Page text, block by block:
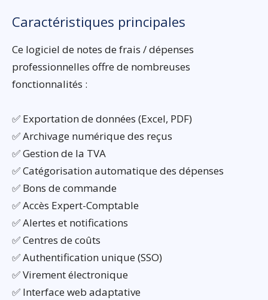
Caractéristiques principales
Ce logiciel de notes de frais / dépenses
professionnelles offre de nombreuses
fonctionnalités :
✅ Exportation de données (Excel, PDF)
✅ Archivage numérique des reçus
✅ Gestion de la TVA
✅ Catégorisation automatique des dépenses
✅ Bons de commande
✅ Accès Expert-Comptable
✅ Alertes et notifications
✅ Centres de coûts
✅ Authentification unique (SSO)
✅ Virement électronique
✅ Interface web adaptative